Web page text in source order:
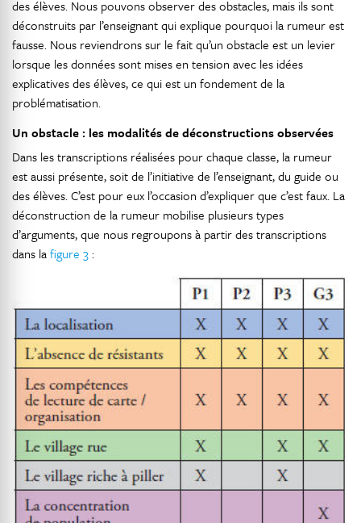
des élèves. Nous pouvons observer des obstacles, mais ils sont
déconstruits par l’enseignant qui explique pourquoi la rumeur est
fausse. Nous reviendrons sur le fait qu’un obstacle est un levier
lorsque les données sont mises en tension avec les idées
explicatives des élèves, ce qui est un fondement de la
problématisation.
Un obstacle : les modalités de déconstructions observées
Dans les transcriptions réalisées pour chaque classe, la rumeur
est aussi présente, soit de l’initiative de l’enseignant, du guide ou
des élèves. C’est pour eux l’occasion d’expliquer que c’est faux. La
déconstruction de la rumeur mobilise plusieurs types
d’arguments, que nous regroupons à partir des transcriptions
dans lafigure 3: